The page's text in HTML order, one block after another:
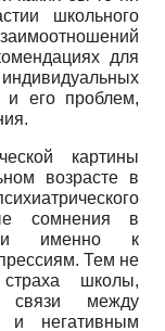
школьного
для
и его проблем,
картины
возрасте в
сомнения в
именно к
Тем не
школы,
связи между
и негативным